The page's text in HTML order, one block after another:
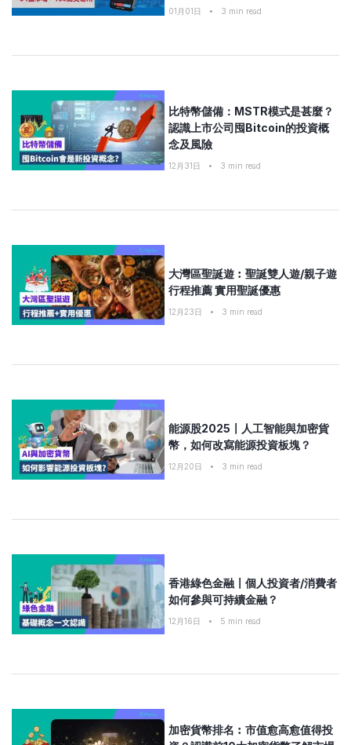
01月01日 • 3 min read
比特幣儲備：MSTR模式是甚麼？
認識上市公司囤Bitcoin的投資概
念及風險
12月31日 • 3 min read
大灣區聖誕遊︰聖誕雙人遊/親子遊
行程推薦 實用聖誕優惠
12月23日 • 3 min read
能源股2025〡人工智能與加密貨
幣，如何改寫能源投資板塊？
12月20日 • 3 min read
香港綠色金融〡個人投資者/消費者
如何參與可持續金融？
12月16日 • 5 min read
加密貨幣排名︰市值愈高愈值得投